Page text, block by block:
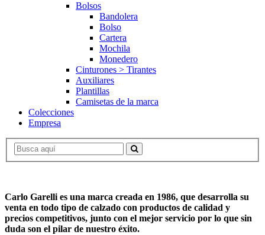
Bolsos
Bandolera
Bolso
Cartera
Mochila
Monedero
Cinturones > Tirantes
Auxiliares
Plantillas
Camisetas de la marca
Colecciones
Empresa
Carlo Garelli es una marca creada en 1986, que desarrolla su
venta en todo tipo de calzado con productos de calidad y
precios competitivos, junto con el mejor servicio por lo que sin
duda son el pilar de nuestro éxito.